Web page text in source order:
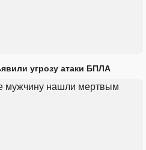
угрозу атаки БПЛА